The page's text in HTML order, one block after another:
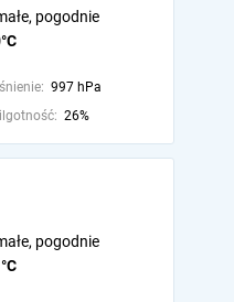
pogodnie
997 hPa
26%
pogodnie